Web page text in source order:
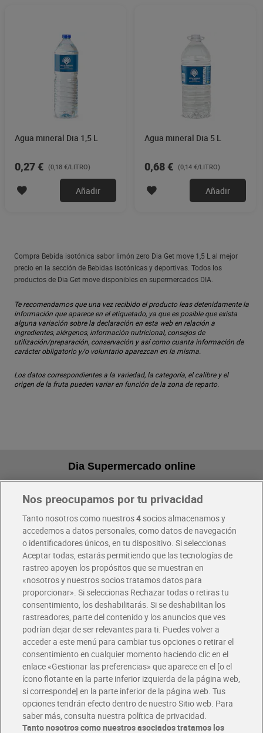
Agua mineral Dia 1,5 L
0,27 € (0,18 €/LITRO)
Añadir
Agua mineral Dia 5 L
0,68 € (0,14 €/LITRO)
Añadir
Compra Bebida isotónica sabor limón zero Dia Get move 1,5 L al mejor
precio en la sección de Bebidas isotónicas y deportivas. Todos los
productos de Dia Get move disponibles en supermercados DIA.
Te recomendamos que una vez recibido el producto leas detenidamente la
información que aparece en el etiquetado, ya que es posible que exista
alguna variación sobre la declaración en esta web en relación a
ingredientes, alérgenos, información nutricional, consejos de
utilización/preparación, conservación y así como cuanta información de
carácter obligatorio y/o voluntario aparezcan en la misma.
Los datos correspondientes a la variedad, la categoría, el calibre y el
origen de la fruta pueden variar en función de la zona de reparto.
Dia Supermercado online
Pide hoy, recibe hoy
Envío gratis por compras superiores a 100€
Envío estandar por 4,99€
Glovo y Uber Eats
Solicita tu factura de Glovo o Uber Eats
Únete al CLUB Dia
Disfruta las ventajas y ofertas exclusivas.
Descárgate la APP Dia
Folletos y Tiendas
Descubre las mejores ofertas y busca tu tienda más cercana
Tarjeta MaX Dia
Nos preocupamos por tu privacidad
Tanto nosotros como nuestros4socios almacenamos y
accedemos a datos personales, como datos de navegación
o identificadores únicos, en tu dispositivo. Si seleccionas
Aceptar todas, estarás permitiendo que las tecnologías de
rastreo apoyen los propósitos que se muestran en
«nosotros y nuestros socios tratamos datos para
proporcionar». Si seleccionas Rechazar todas o retiras tu
consentimiento, los deshabilitarás. Si se deshabilitan los
rastreadores, parte del contenido y los anuncios que ves
podrían dejar de ser relevantes para ti. Puedes volver a
acceder a este menú para cambiar tus opciones o retirar el
consentimiento en cualquier momento haciendo clic en el
enlace «Gestionar las preferencias» que aparece en el [o el
ícono flotante en la parte inferior izquierda de la página web,
si corresponde] en la parte inferior de la página web. Tus
opciones tendrán efecto dentro de nuestro Sitio web. Para
saber más, consulta nuestra política de privacidad.
Tanto nosotros como nuestros asociados tratamos los